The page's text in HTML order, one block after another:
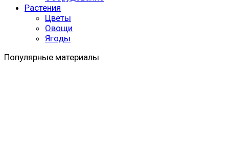
Растения
Цветы
Овощи
Ягоды
Популярные материалы